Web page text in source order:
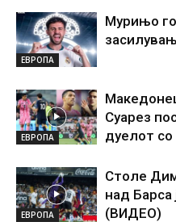
ЕВРОПА
Мурињо
ЕВРОПА
Суарез
дуелот
ЕВРОПА
Столе
над Барса
(ВИДЕО)